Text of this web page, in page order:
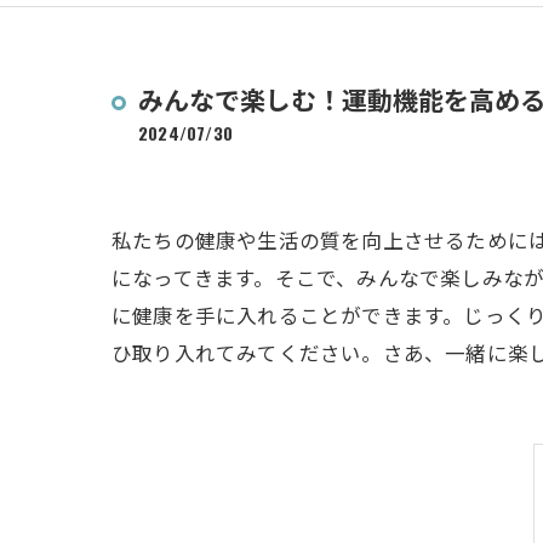
みんなで楽しむ！運動機能を高め
2024/07/30
私たちの健康や生活の質を向上させるために
になってきます。そこで、みんなで楽しみ
に健康を手に入れることができます。じっく
ひ取り入れてみてください。さあ、一緒に楽